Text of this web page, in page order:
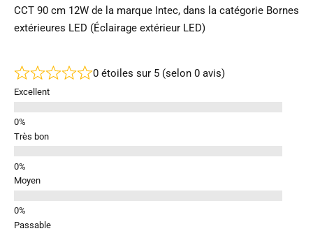
CCT 90 cm 12W de la marque Intec, dans la catégorie Bornes
extérieures LED (Éclairage extérieur LED)
0 étoiles sur 5 (selon 0 avis)
Excellent
Très bon
Moyen
Passable